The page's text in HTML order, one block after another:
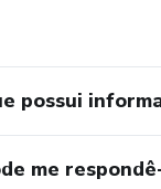
possui
me